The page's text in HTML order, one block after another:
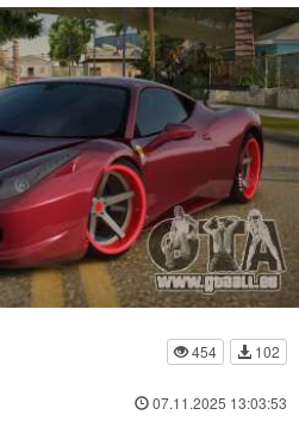
454
102
07.11.2025 13:03:53